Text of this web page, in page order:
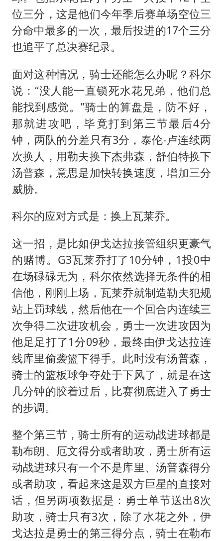
位三分，这是他们今年季后赛单场空位三
分命中最多的一次，最后投进的17个三分
也追平了总决赛纪录。
面对这种情况，骑士还能怎么办呢？科尔
说：“没人能一直锁死水花兄弟，他们总
能找到感觉。”骑士的算盘是，防不好，
那就进攻吧，毕竟打到第三节最后4分
钟，两队的分差只有3分，泰伦-卢连续两
次换人，用勒夫换下杰弗森，舒伯特换下
汤普森，意思是加快转换速度，增加三分
威胁。
科尔的应对方式是：换上瓦莱乔。
这一招，是比如伊戈达拉接管组织更豪气
的赌博。G3瓦莱乔打了10分钟，1投0中
在场碌碌无为，科尔依然选择无条件的相
信他，刚刚上场，瓦莱乔就制造勒夫犯规
站上罚球线，然后他在一个回合内连续三
次争得二次进攻机会，勇士一次进攻因为
他足足打了1分09秒，最终由伊戈达拉连
线库里偷袭篮下得手。此时没有汤普森，
骑士的篮板球争夺处于下风了，就是在这
几分钟的胶着过后，比赛彻底进入了勇士
的步调。
整个第三节，骑士所有的运动战进球都是
勒布朗、厄文得分或者助攻，勇士所有运
动战进球只有一个不是库里、汤普森得分
或者助攻，看起来这是双方巨星的直接对
话，但另两项数据是：勇士单节送出8次
助攻，骑士只有3次，除了水花之外，伊
戈达拉是勇士的第三得分点，骑士在勒布